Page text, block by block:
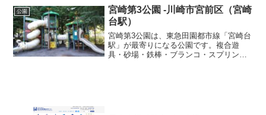
ターザンロープもあり、ロケットハウス
という「こどもログハウス...
公園
宮崎第3公園 -川崎市宮前区（宮崎
台駅）
宮崎第3公園は、東急田園都市線「宮崎台
駅」が最寄りになる公園です。複合遊
具・砂場・鉄棒・ブランコ・スプリング